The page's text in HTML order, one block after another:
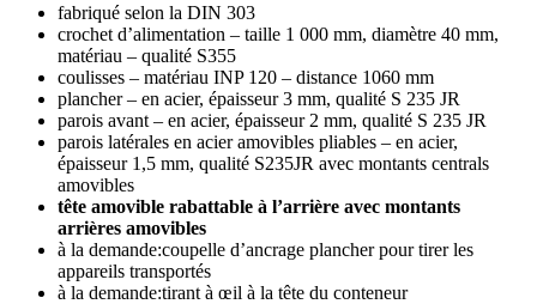
fabriqué selon la DIN 303
crochet d’alimentation – taille 1 000 mm, diamètre 40 mm,
matériau – qualité S355
coulisses – matériau INP 120 – distance 1060 mm
plancher – en acier, épaisseur 3 mm, qualité S 235 JR
parois avant – en acier, épaisseur 2 mm, qualité S 235 JR
parois latérales en acier amovibles pliables – en acier,
épaisseur 1,5 mm, qualité S235JR avec montants centrals
amovibles
tête amovible rabattable à l’arrière avec montants
arrières amovibles
à la demande:coupelle d’ancrage plancher pour tirer les
appareils transportés
à la demande:tirant à œil à la tête du conteneur